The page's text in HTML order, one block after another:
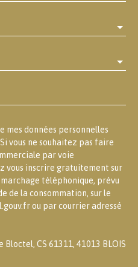
mes données personnelles
vous ne souhaitez pas faire
par voie
vous inscrire gratuitement sur
téléphonique, prévu
de la consommation, sur le
ou par courrier adressé
CS 61311, 41013 BLOIS